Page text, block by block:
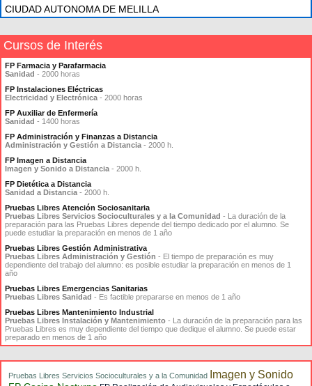
CIUDAD AUTONOMA DE MELILLA
Cursos de Interés
FP Farmacia y Parafarmacia
Sanidad - 2000 horas
FP Instalaciones Eléctricas
Electricidad y Electrónica - 2000 horas
FP Auxiliar de Enfermería
Sanidad - 1400 horas
FP Administración y Finanzas a Distancia
Administración y Gestión a Distancia - 2000 h.
FP Imagen a Distancia
Imagen y Sonido a Distancia - 2000 h.
FP Dietética a Distancia
Sanidad a Distancia - 2000 h.
Pruebas Libres Atención Sociosanitaria
Pruebas Libres Servicios Socioculturales y a la Comunidad - La duración de la
preparación para las Pruebas Libres depende del tiempo dedicado por el alumno. Se
puede estudiar la preparación en menos de 1 año
Pruebas Libres Gestión Administrativa
Pruebas Libres Administración y Gestión - El tiempo de preparación es muy
dependiente del trabajo del alumno: es posible estudiar la preparación en menos de 1
año
Pruebas Libres Emergencias Sanitarias
Pruebas Libres Sanidad - Es factible prepararse en menos de 1 año
Pruebas Libres Mantenimiento Industrial
Pruebas Libres Instalación y Mantenimiento - La duración de la preparación para las
Pruebas Libres es muy dependiente del tiempo que dedique el alumno. Se puede estar
preparado en menos de 1 año
Pruebas Libres Servicios Socioculturales y a la Comunidad Imagen y Sonido